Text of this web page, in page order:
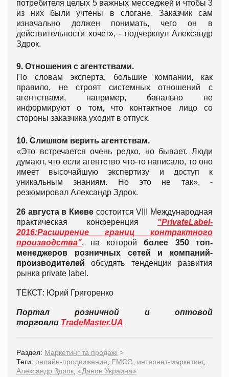
потребителя целых 5 важных месседжей и чтобы 3
из них были учтены в слогане. Заказчик сам
изначально должен понимать, чего он в
действительности хочет», - подчеркнул Александр
Здрок.
9. Отношения с агентствами.
По словам эксперта, большие компании, как
правило, не строят системных отношений с
агентствами, например, банально не
информируют о том, что контактное лицо со
стороны заказчика уходит в отпуск.
10. Слишком верить агентствам.
«Это встречается очень редко, но бывает. Люди
думают, что если агентство что-то написало, то оно
имеет высочайшую экспертизу и доступ к
уникальным знаниям. Но это не так», -
резюмировал Александр Здрок.
26 августа в Киеве состоится VIII Международная
практическая конференция "PrivateLabel-
2016:Расширение границ контрактного
производства", на которойболее 350 топ-
менеджеров
розничных сетей и компаний-
производителей обсудять тенденции развития
рынка private label.
ТЕКСТ: Юрий Григоренко
Портал розничной и оптовой
торговли TradeMaster.UA
Раздел: Маркетинг та продажі >
Теги: онлайн-продвижение FMCG интернет-маркетинг,
Александр Здрок «Данон Украина»